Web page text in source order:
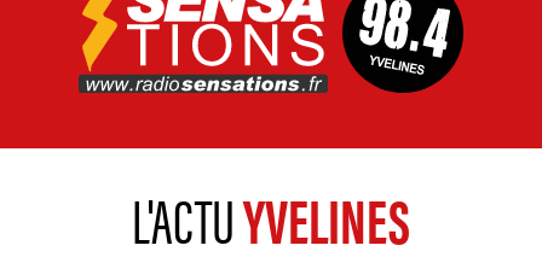
L'ACTUYVELINES